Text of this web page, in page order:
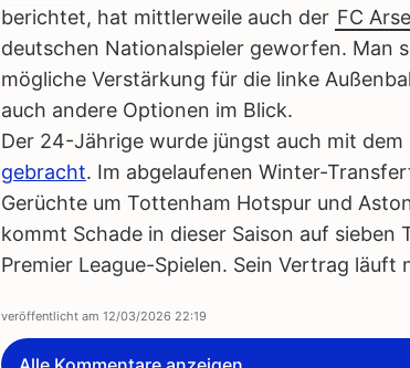
berichtet, hat mittlerweile auch der FC
deutschen Nationalspieler geworfen. Man
mögliche Verstärkung für die linke
auch andere Optionen im Blick.
Der 24-Jährige wurde jüngst auch mit dem
gebracht. Im abgelaufenen Winter-
Gerüchte um Tottenham Hotspur und
kommt Schade in dieser Saison auf sieben
Premier League-Spielen. Sein Vertrag läuft
veröffentlicht am 12/03/2026 22:19